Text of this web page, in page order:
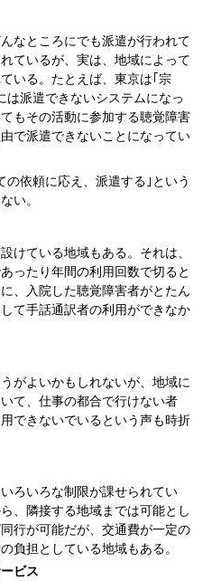
なところにでも派遣が行われて
ているが、実は、地域によって
いる。たとえば、東京は｢宗
は派遣できないシステムになっ
もその活動に参加する聴覚障害
で派遣できないことになってい
依頼に応え、派遣する｣という
い。
けている地域もある。それは、
ったり年間の利用回数で切ると
、入院した聴覚障害者がとたん
て手話通訳者の利用ができなか
がよいかもしれないが、地域に
て、仕事の都合で行けない者
できないでいるという声も時折
ろいろな制限が課せられてい
、隣接する地域までは可能とし
行が可能だが、交通費が一定の
負担としている地域もある。
ビス